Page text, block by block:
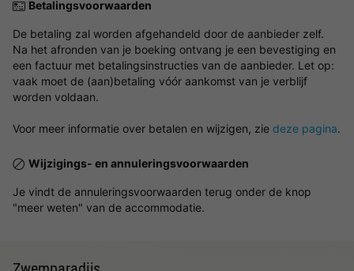
Betalingsvoorwaarden
De betaling zal worden afgehandeld door de aanbieder zelf.
Na het afronden van je boeking ontvang je een bevestiging en
een factuur met betalingsinstructies van de aanbieder. Let op:
vaak moet de (aan)betaling vóór aankomst van je verblijf
worden voldaan.
Voor meer informatie over betalen en wijzigen, zie deze pagina.
Wijzigings- en annuleringsvoorwaarden
Je vindt de annuleringsvoorwaarden terug onder de knop
"meer weten" van de accommodatie.